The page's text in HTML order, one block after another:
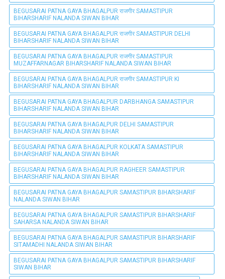
BEGUSARAI PATNA GAYA BHAGALPUR राजगीर SAMASTIPUR
BIHARSHARIF NALANDA SIWAN BIHAR
BEGUSARAI PATNA GAYA BHAGALPUR राजगीर SAMASTIPUR DELHI
BIHARSHARIF NALANDA SIWAN BIHAR
BEGUSARAI PATNA GAYA BHAGALPUR राजगीर SAMASTIPUR
MUZAFFARNAGAR BIHARSHARIF NALANDA SIWAN BIHAR
BEGUSARAI PATNA GAYA BHAGALPUR राजगीर SAMASTIPUR KI
BIHARSHARIF NALANDA SIWAN BIHAR
BEGUSARAI PATNA GAYA BHAGALPUR DARBHANGA SAMASTIPUR
BIHARSHARIF NALANDA SIWAN BIHAR
BEGUSARAI PATNA GAYA BHAGALPUR DELHI SAMASTIPUR
BIHARSHARIF NALANDA SIWAN BIHAR
BEGUSARAI PATNA GAYA BHAGALPUR KOLKATA SAMASTIPUR
BIHARSHARIF NALANDA SIWAN BIHAR
BEGUSARAI PATNA GAYA BHAGALPUR RAGHEER SAMASTIPUR
BIHARSHARIF NALANDA SIWAN BIHAR
BEGUSARAI PATNA GAYA BHAGALPUR SAMASTIPUR BIHARSHARIF
NALANDA SIWAN BIHAR
BEGUSARAI PATNA GAYA BHAGALPUR SAMASTIPUR BIHARSHARIF
SAHARSA NALANDA SIWAN BIHAR
BEGUSARAI PATNA GAYA BHAGALPUR SAMASTIPUR BIHARSHARIF
SITAMADHI NALANDA SIWAN BIHAR
BEGUSARAI PATNA GAYA BHAGALPUR SAMASTIPUR BIHARSHARIF
SIWAN BIHAR